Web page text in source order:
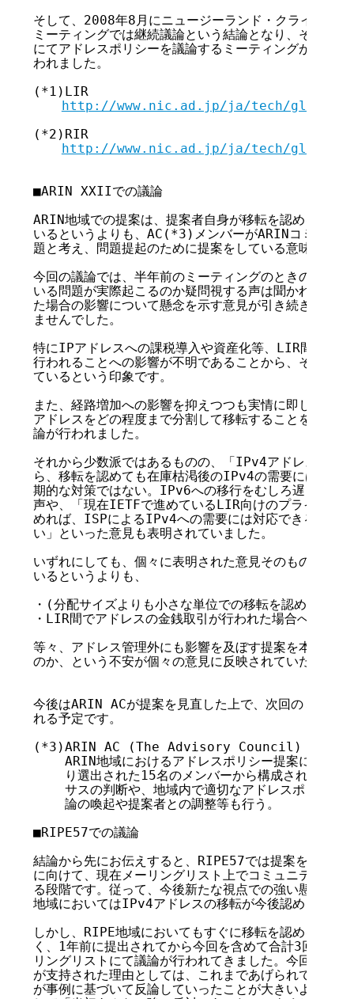
そして、2008年8月にニュージーランド・クライスト
ミーティングでは継続議論という結論となり、その後
にてアドレスポリシーを議論するミーティングがそれ
われました。
(*1)LIR
http://www.nic.ad.jp/ja/tech/glos-
(*2)RIR
http://www.nic.ad.jp/ja/tech/glos-
■ARIN XXIIでの議論
ARIN地域での提案は、提案者自身が移転を認める必要
いるというよりも、AC(*3)メンバーがARINコミュニ
題と考え、問題提起のために提案をしている意味合いが
今回の議論では、半年前のミーティングのときのよう
いる問題が実際起こるのか疑問視する声は聞かれなか
た場合の影響について懸念を示す意見が引き続き強く
ませんでした。
特にIPアドレスへの課税導入や資産化等、LIR間でアド
行われることへの影響が不明であることから、それら
ているという印象です。
また、経路増加への影響を抑えつつも実情に即した移
アドレスをどの程度まで分割して移転することを認め
論が行われました。
それから少数派ではあるものの、「IPv4アドレスの数
ら、移転を認めても在庫枯渇後のIPv4の需要には暫定
期的な対策ではない。IPv6への移行をむしろ遅らせる
声や、「現在IETFで進めているLIR向けのプライベー
めれば、ISPによるIPv4への需要には対応できるため
い」といった意見も表明されていました。
いずれにしても、個々に表明された意見そのものが特
いるというよりも、
・(分配サイズよりも小さな単位での移転を認めた場合
・LIR間でアドレスの金銭取引が行われた場合への影響
等々、アドレス管理外にも影響を及ぼす提案を本当に
のか、という不安が個々の意見に反映されていたと考え
今後はARIN ACが提案を見直した上で、次回のミーテ
れる予定です。
(*3)ARIN AC (The Advisory Council)
ARIN地域におけるアドレスポリシー提案に関す
り選出された15名のメンバーから構成されており
サスの判断や、地域内で適切なアドレスポリシー
    論の喚起や提案者との調整等も行う。
■RIPE57での議論
結論から先にお伝えすると、RIPE57では提案を支持す
に向けて、現在メーリングリスト上でコミュニティへ
る段階です。従って、今後新たな視点での強い懸念が
地域においてはIPv4アドレスの移転が今後認められる
しかし、RIPE地域においてもすぐに移転を認める考え
く、1年前に提出されてから今回を含めて合計3回のミ
リングリストにて議論が行われてきました。今回のミ
が支持された理由としては、これまであげられてきた
が事例に基づいて反論していったことが大きいようで